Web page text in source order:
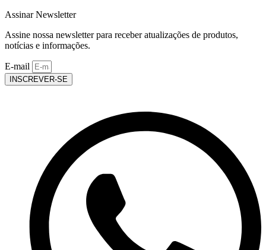
Assinar Newsletter
Assine nossa newsletter para receber atualizações de produtos,
notícias e informações.
E-mail
INSCREVER-SE